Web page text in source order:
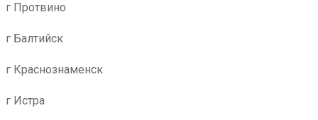
г Протвино
г Балтийск
г Краснознаменск
г Истра